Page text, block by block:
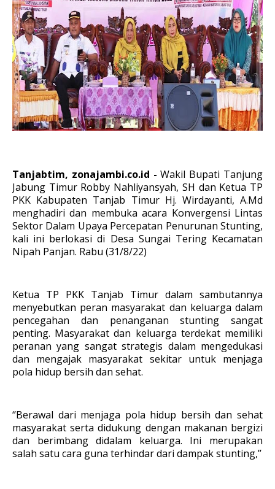
Tanjabtim, zonajambi.co.id -Wakil Bupati Tanjung
Jabung Timur Robby Nahliyansyah, SH dan Ketua TP
PKK Kabupaten Tanjab Timur Hj. Wirdayanti, A.Md
menghadiri dan membuka acara Konvergensi Lintas
Sektor Dalam Upaya Percepatan Penurunan Stunting,
kali ini berlokasi di Desa Sungai Tering Kecamatan
Nipah Panjan. Rabu (31/8/22)
Ketua TP PKK Tanjab Timur dalam sambutannya
menyebutkan peran masyarakat dan keluarga dalam
pencegahan dan penanganan stunting sangat
penting. Masyarakat dan keluarga terdekat memiliki
peranan yang sangat strategis dalam mengedukasi
dan mengajak masyarakat sekitar untuk menjaga
pola hidup bersih dan sehat.
‘’Berawal dari menjaga pola hidup bersih dan sehat
masyarakat serta didukung dengan makanan bergizi
dan berimbang didalam keluarga. Ini merupakan
salah satu cara guna terhindar dari dampak stunting,’’